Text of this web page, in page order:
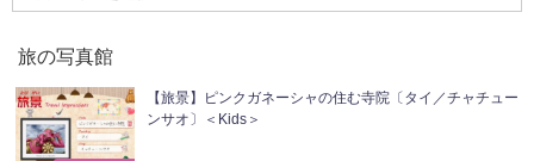
旅の写真館
【旅景】ピンクガネーシャの住む寺院〔タイ／チャチュー
ンサオ〕＜Kids＞